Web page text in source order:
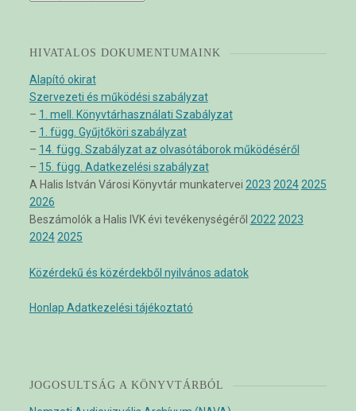
HIVATALOS DOKUMENTUMAINK
Alapító okirat
Szervezeti és működési szabályzat
– 1. mell. Könyvtárhasználati Szabályzat
– 1. függ. Gyűjtőköri szabályzat
– 14. függ. Szabályzat az olvasótáborok működéséről
– 15. függ. Adatkezelési szabályzat
A Halis István Városi Könyvtár munkatervei 2023 2024 2025
2026
Beszámolók a Halis IVK évi tevékenységéről 2022 2023
2024 2025
Közérdekű és közérdekből nyilvános adatok
Honlap Adatkezelési tájékoztató
JOGOSULTSÁG A KÖNYVTÁRBÓL